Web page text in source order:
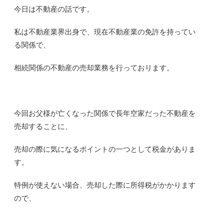
今日は不動産の話です。
私は不動産業界出身で、現在不動産業の免許を持ってい
る関係で、
相続関係の不動産の売却業務を行っております。
今回お父様が亡くなった関係で長年空家だった不動産を
売却することに、
売却の際に気になるポイントの一つとして税金がありま
す。
特例が使えない場合、売却した際に所得税がかかります
ので、